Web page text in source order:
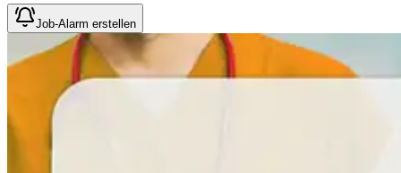
Job-Alarm erstellen